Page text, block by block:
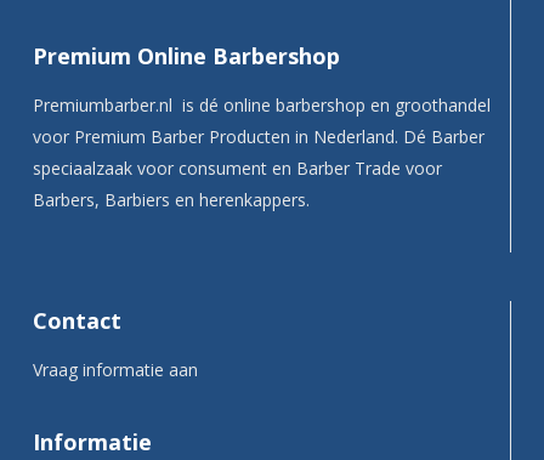
Premium Online Barbershop
Premiumbarber.nl is dé online barbershop en groothandel
voor Premium Barber Producten in Nederland. Dé Barber
speciaalzaak voor consument en Barber Trade voor
Barbers, Barbiers en herenkappers.
Contact
Vraag informatie aan
Informatie